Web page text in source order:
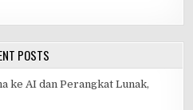
POSTS
ke AI dan Perangkat Lunak,